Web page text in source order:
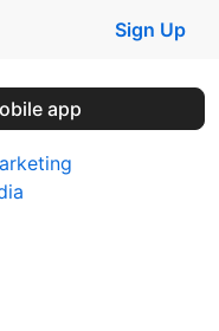
Sign Up
app